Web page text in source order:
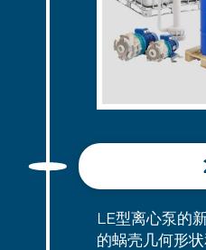
LE型离心泵的
的蜗壳几何形状